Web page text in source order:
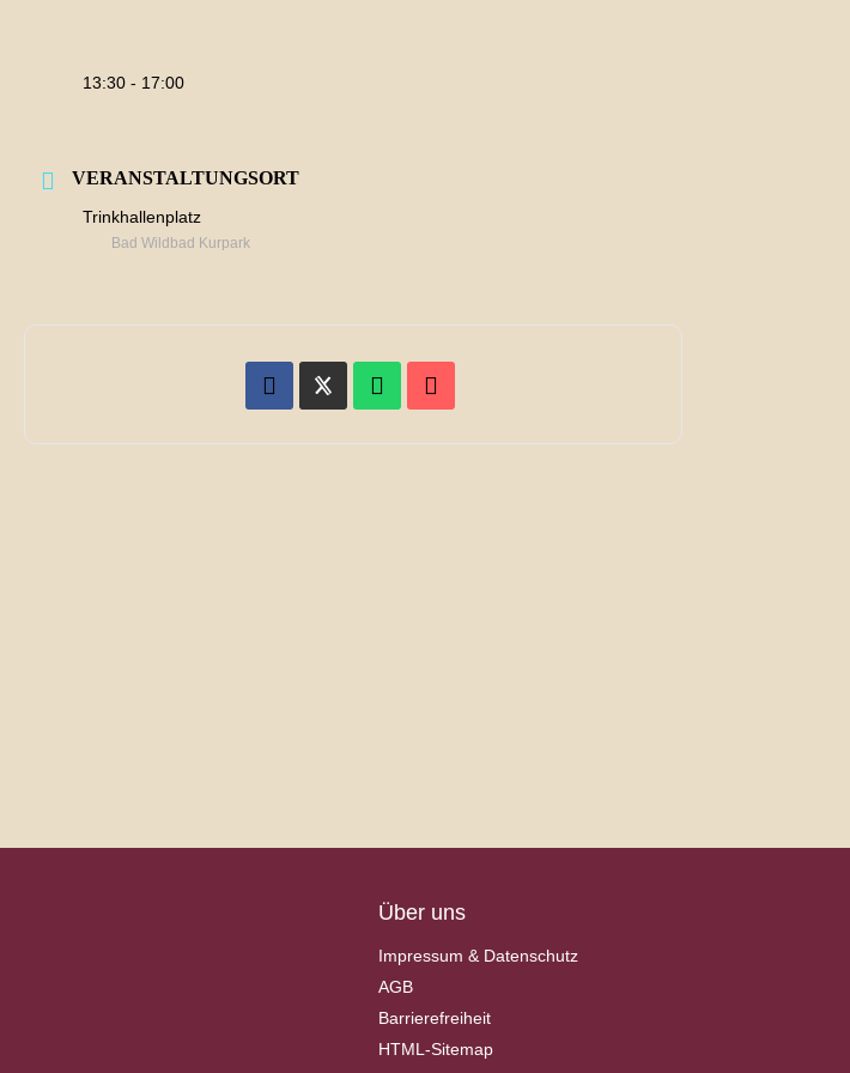
13:30 - 17:00
VERANSTALTUNGSORT
Trinkhallenplatz
Bad Wildbad Kurpark
Über uns
Impressum & Datenschutz
AGB
Barrierefreiheit
HTML-Sitemap